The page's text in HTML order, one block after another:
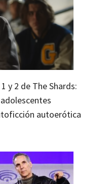
y 2 de The Shards:
autoerótica